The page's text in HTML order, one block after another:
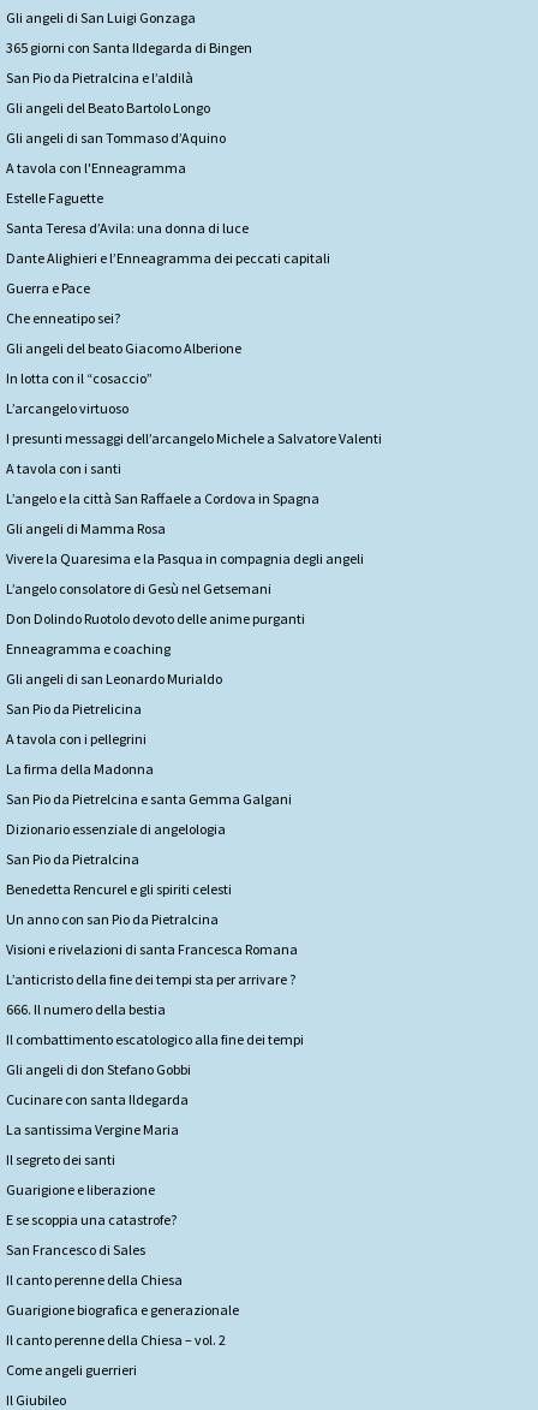
Gli angeli di San Luigi Gonzaga
365 giorni con Santa Ildegarda di Bingen
San Pio da Pietralcina e l’aldilà
Gli angeli del Beato Bartolo Longo
Gli angeli di san Tommaso d’Aquino
A tavola con l'Enneagramma
Estelle Faguette
Santa Teresa d’Avila: una donna di luce
Dante Alighieri e l’Enneagramma dei peccati capitali
Guerra e Pace
Che enneatipo sei?
Gli angeli del beato Giacomo Alberione
In lotta con il “cosaccio”
L’arcangelo virtuoso
I presunti messaggi dell’arcangelo Michele a Salvatore Valenti
A tavola con i santi
L’angelo e la città San Raffaele a Cordova in Spagna
Gli angeli di Mamma Rosa
Vivere la Quaresima e la Pasqua in compagnia degli angeli
L’angelo consolatore di Gesù nel Getsemani
Don Dolindo Ruotolo devoto delle anime purganti
Enneagramma e coaching
Gli angeli di san Leonardo Murialdo
San Pio da Pietrelicina
A tavola con i pellegrini
La firma della Madonna
San Pio da Pietrelcina e santa Gemma Galgani
Dizionario essenziale di angelologia
San Pio da Pietralcina
Benedetta Rencurel e gli spiriti celesti
Un anno con san Pio da Pietralcina
Visioni e rivelazioni di santa Francesca Romana
L’anticristo della fine dei tempi sta per arrivare ?
666. Il numero della bestia
Il combattimento escatologico alla fine dei tempi
Gli angeli di don Stefano Gobbi
Cucinare con santa Ildegarda
La santissima Vergine Maria
Il segreto dei santi
Guarigione e liberazione
E se scoppia una catastrofe?
San Francesco di Sales
Il canto perenne della Chiesa
Guarigione biografica e generazionale
Il canto perenne della Chiesa – vol. 2
Come angeli guerrieri
Il Giubileo